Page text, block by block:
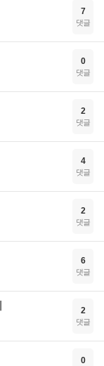
7
댓글
0
댓글
2
댓글
4
댓글
2
댓글
6
댓글
2
댓글
0